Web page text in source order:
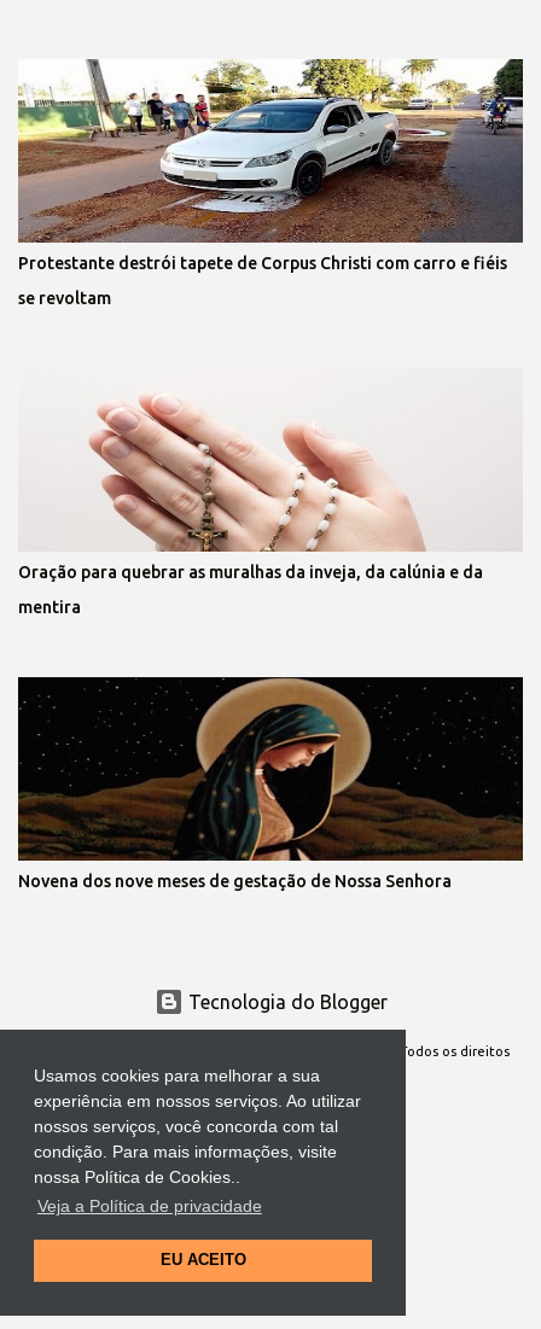
Usamos cookies para melhorar a sua
experiência em nossos serviços. Ao utilizar
nossos serviços, você concorda com tal
condição. Para mais informações, visite
nossa Política de Cookies..
Veja a Política de privacidade
EU ACEITO
Protestante destrói tapete de Corpus Christi com carro e fiéis
se revoltam
Oração para quebrar as muralhas da inveja, da calúnia e da
mentira
Novena dos nove meses de gestação de Nossa Senhora
Tecnologia do Blogger
Site Oficial da Comunidade Nossa Senhora cuida de mim. Todos os direitos
reservados